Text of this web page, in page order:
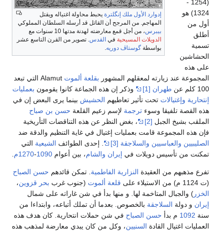
إدوارد الأول ملك إنگلترةيحبط محاولة اغتياله ويقتل
المهاجم. من المرجح أن القاتل قد أرسله السلطان المملوكي
بيبرس، من أجل قمع معارضته لهدنة مدتها 10 سنوات مع
الدويلات المسيحيةفيالقدس. تصوير من القرن التاسع عشر
بواسطة گوستاڤ دوريه .
(1254 -
1324) هو
من
هذه
عند زيارته لمعقلهم المشهوربقلعة ألموت
Alamut التي تبعد
طهران [1] وذكر إن هذه الجماعة كانوا يقومونبعمليات
وإغتيالاتتحت تأثير تعاطيهمالحشيشبينما يرى البعض إن في
القصة تلفيقا وسوءترجمة لإسم زعيم القلعةحسن بن صباح
بشيخ الجبل[2]
، بغض النظر عن هذه التناقضات التأريخية
هذه المجموعة قامت بعمليات إغتيال في غاية التنظيم والدقة ضد
والعباسيين والسلاجقة [3] . إحدى الطوائفالشيعيةالتي
من تأسيس دويلات في إيران والشام، بين أعوام1090
-1270م .
مذهبهم من العقيدةالنزارية الفاطمية. تمكن قائدهمحسن الصباح
قلعة ألموت(جنوب غرببحر قزوين،
) والجبال المتاخمة لها. و منها بدأ في شن غاراته على شمال
و دولةالسلاجقةبالخصوص. بعدما أن تملك أتباعه، وابتداءا من
1092م بدأحسن الصباحفي شن حملات انتحارية. كان هدف هذه
اغتيال القادةالسنيين، وكل من كان يبدي معارضة لمذهب هذه